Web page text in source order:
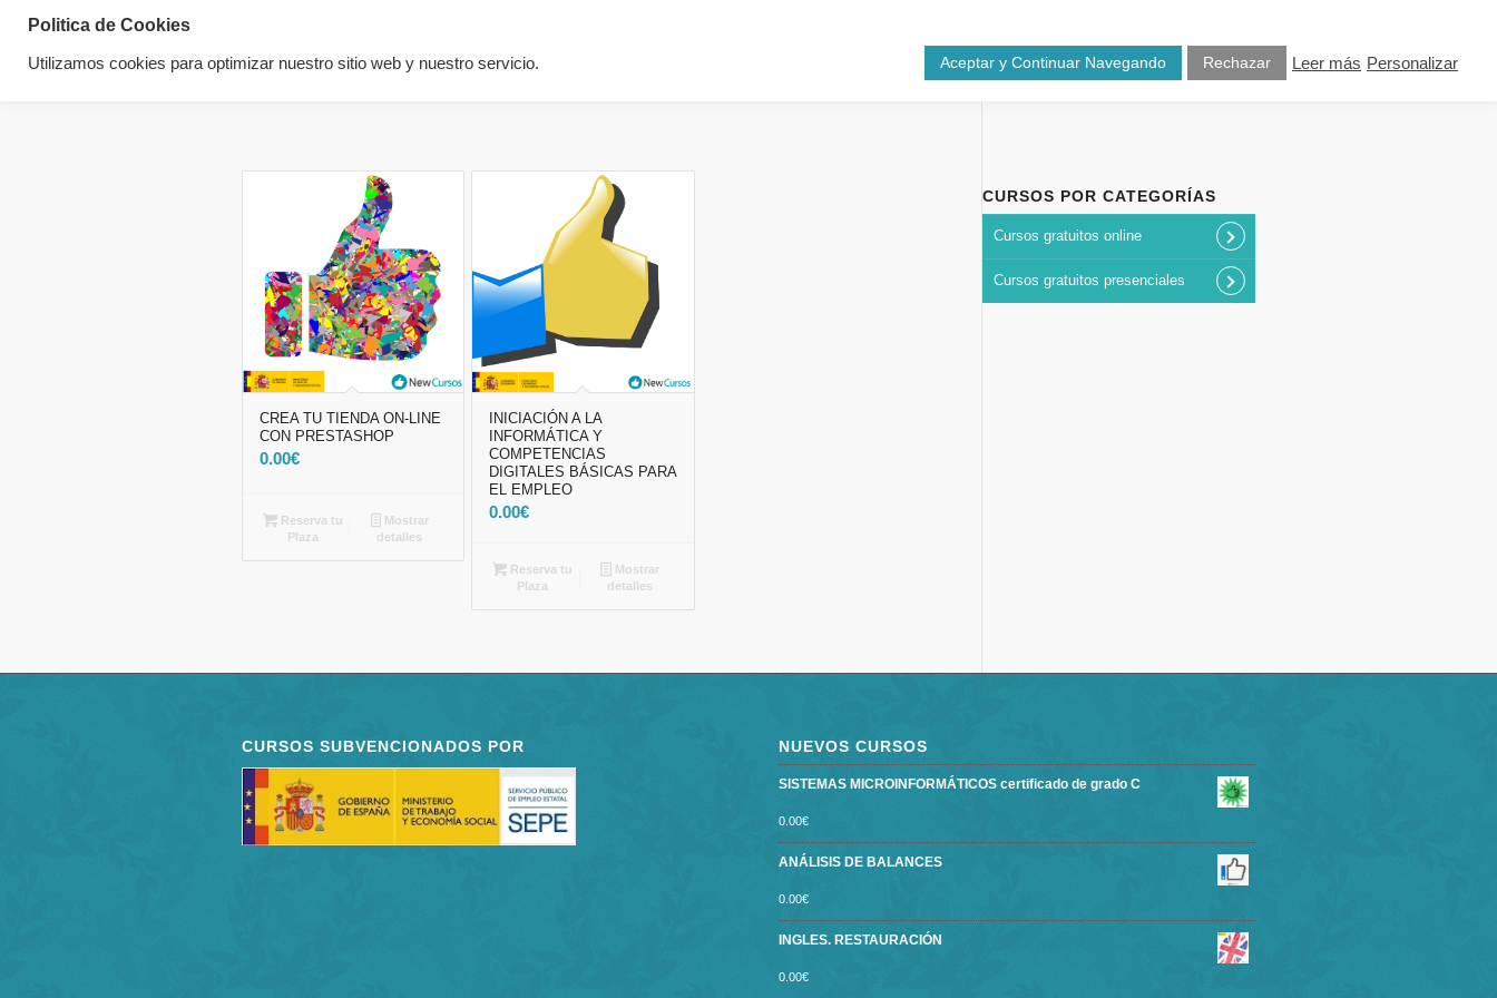
Cursos Nosotros Blog Contacto
CREA TU TIENDA ON-LINE
CON PRESTASHOP
0.00€
Reserva tu
Plaza
Mostrar
detalles
INICIACIÓN A LA
INFORMÁTICA Y
COMPETENCIAS
DIGITALES BÁSICAS PARA
EL EMPLEO
0.00€
Reserva tu
Plaza
Mostrar
detalles
CURSOS POR CATEGORÍAS
Cursos gratuitos online
Cursos gratuitos presenciales
CURSOS SUBVENCIONADOS POR NUEVOS CURSOS
SISTEMAS MICROINFORMÁTICOS certificado de grado C
0.00€
ANÁLISIS DE BALANCES
0.00€
INGLES. RESTAURACIÓN
0.00€
Politica de Cookies
Utilizamos cookies para optimizar nuestro sitio web y nuestro servicio. Aceptar y Continuar Navegando Rechazar Leer más Personalizar